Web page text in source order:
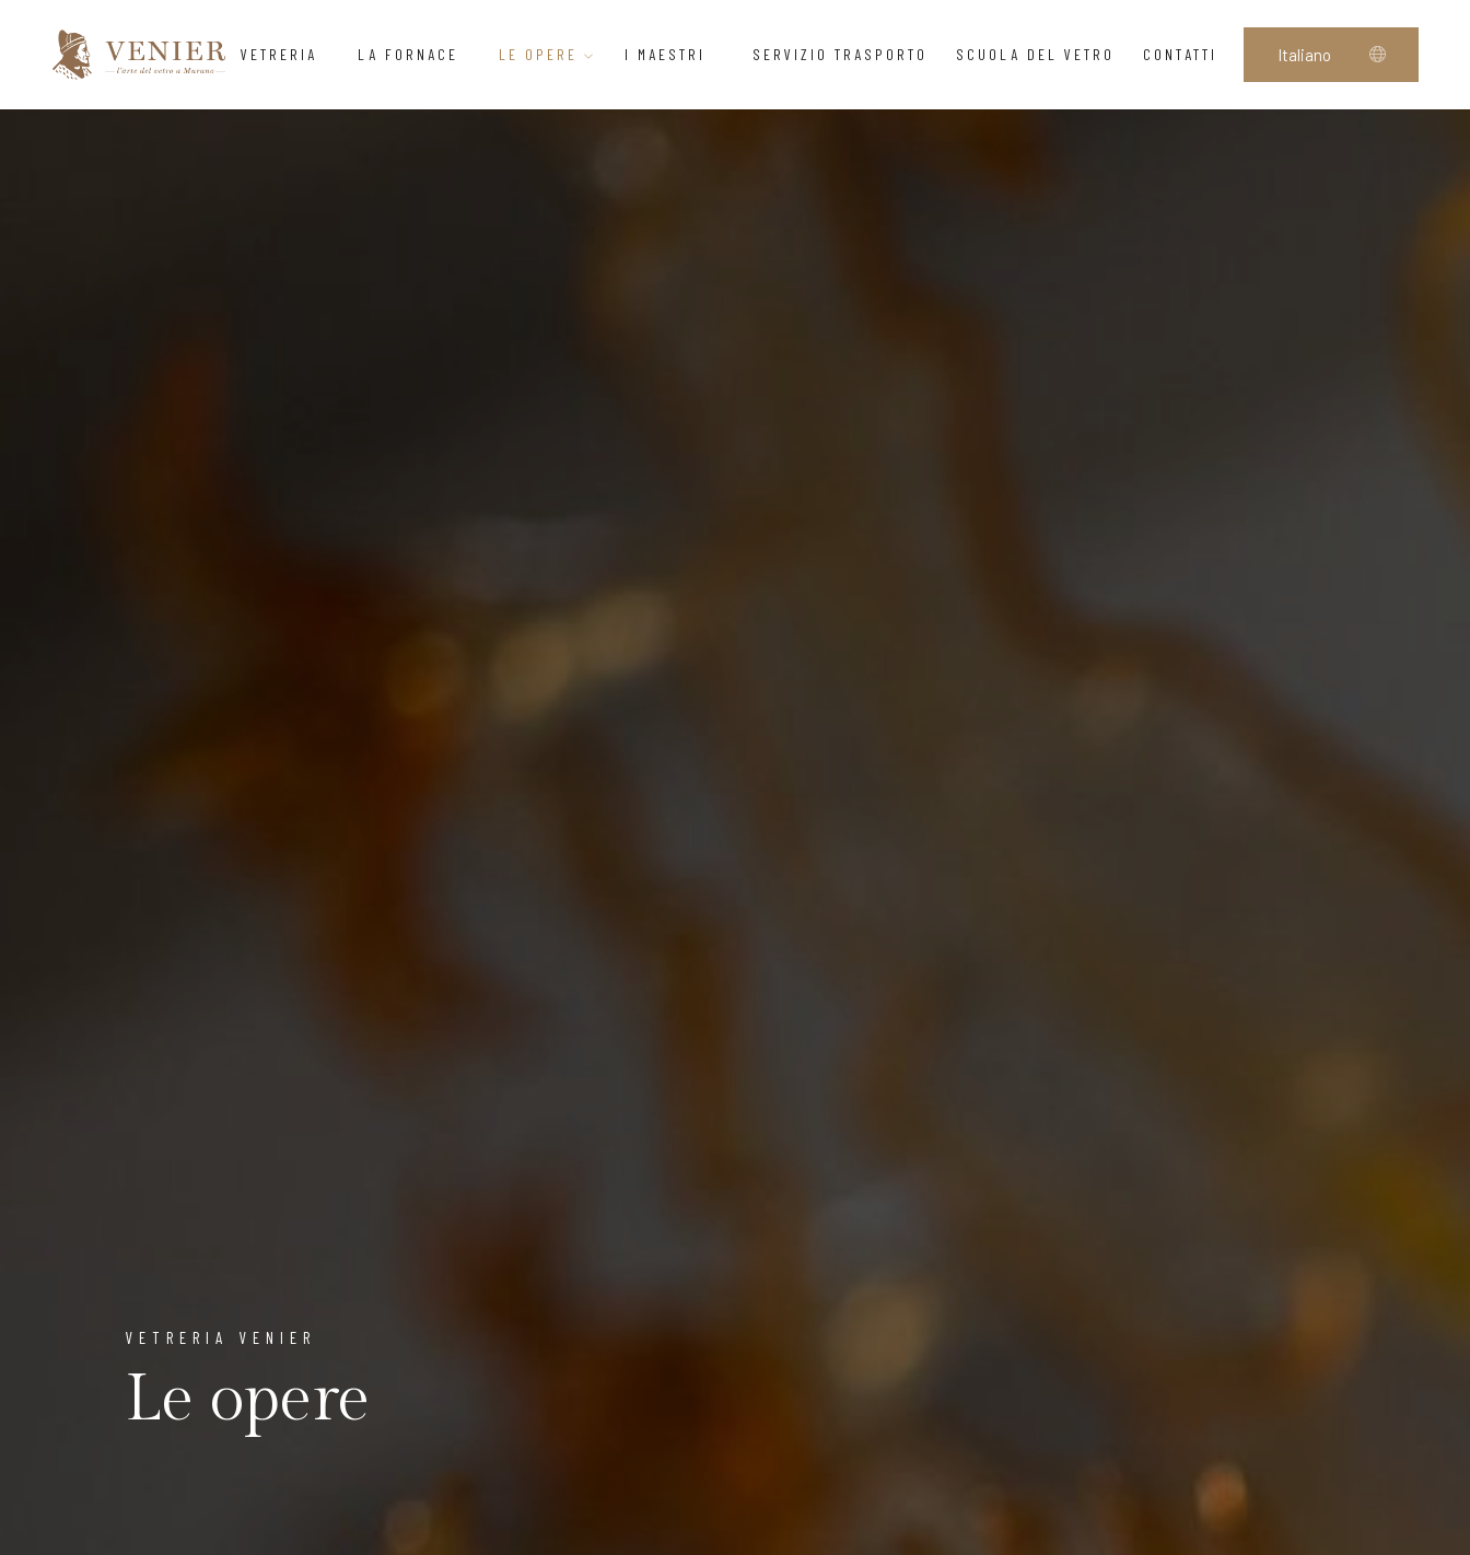
VETRERIA LA FORNACE LE OPERE I MAESTRI SERVIZIO TRASPORTO SCUOLA DEL VETRO CONTATTI
VETRERIA VENIER
Le opere